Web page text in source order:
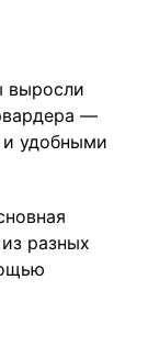
выросли
—
удобными
разных